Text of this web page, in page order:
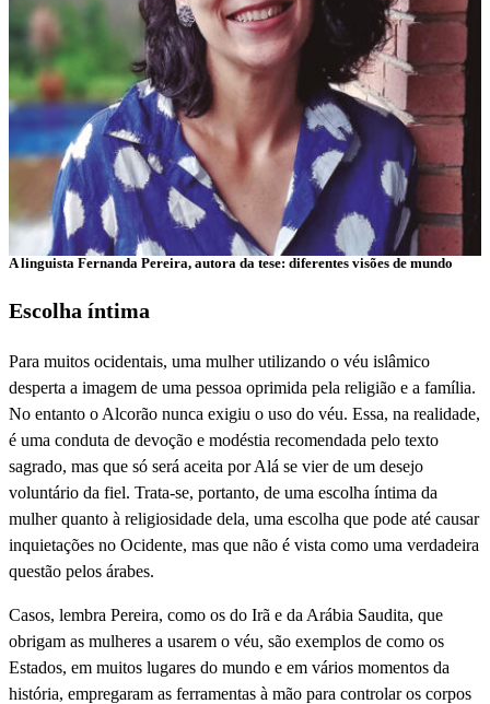
A linguista Fernanda Pereira, autora da tese: diferentes visões de mundo
Escolha íntima
Para muitos ocidentais, uma mulher utilizando o véu islâmico
desperta a imagem de uma pessoa oprimida pela religião e a família.
No entanto o Alcorão nunca exigiu o uso do véu. Essa, na realidade,
é uma conduta de devoção e modéstia recomendada pelo texto
sagrado, mas que só será aceita por Alá se vier de um desejo
voluntário da fiel. Trata-se, portanto, de uma escolha íntima da
mulher quanto à religiosidade dela, uma escolha que pode até causar
inquietações no Ocidente, mas que não é vista como uma verdadeira
questão pelos árabes.
Casos, lembra Pereira, como os do Irã e da Arábia Saudita, que
obrigam as mulheres a usarem o véu, são exemplos de como os
Estados, em muitos lugares do mundo e em vários momentos da
história, empregaram as ferramentas à mão para controlar os corpos